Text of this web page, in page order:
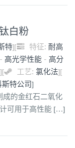
白粉
特][ 特征: 耐高
- 高光学性能 - 高分
][ 工艺: 氯化法][
特公司 ]
的金红石二氧化
可用于高性能 […]